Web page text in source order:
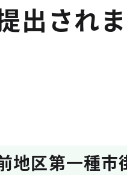
出され
地区第一種市